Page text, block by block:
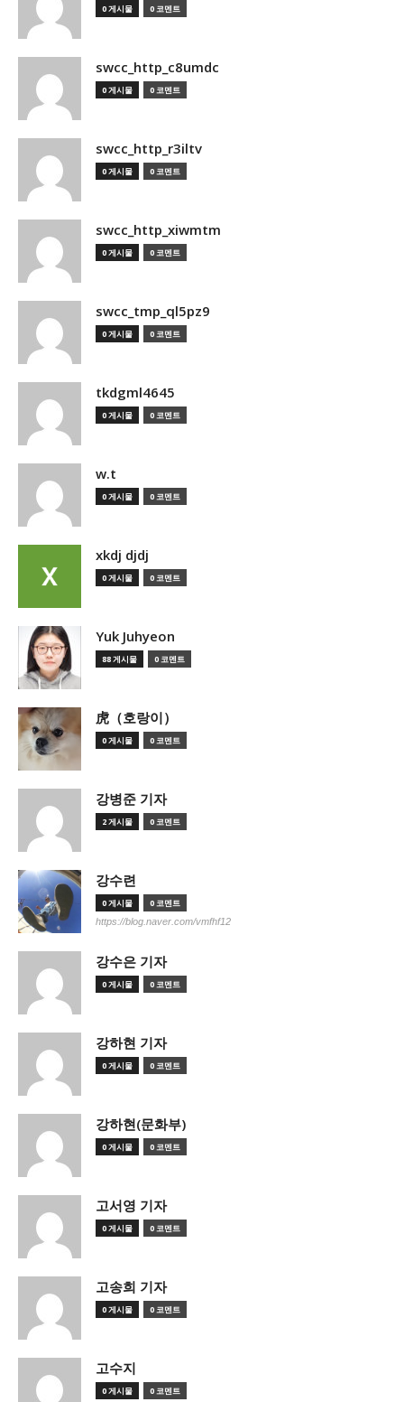
0 게시물 0 코멘트
swcc_http_c8umdc
0 게시물 0 코멘트
swcc_http_r3iltv
0 게시물 0 코멘트
swcc_http_xiwmtm
0 게시물 0 코멘트
swcc_tmp_ql5pz9
0 게시물 0 코멘트
tkdgml4645
0 게시물 0 코멘트
w.t
0 게시물 0 코멘트
xkdj djdj
0 게시물 0 코멘트
Yuk Juhyeon
88 게시물 0 코멘트
虎（호랑이）
0 게시물 0 코멘트
강병준 기자
2 게시물 0 코멘트
강수련
0 게시물 0 코멘트
https://blog.naver.com/vmfhf12
강수은 기자
0 게시물 0 코멘트
강하현 기자
0 게시물 0 코멘트
강하현(문화부)
0 게시물 0 코멘트
고서영 기자
0 게시물 0 코멘트
고송희 기자
0 게시물 0 코멘트
고수지
0 게시물 0 코멘트